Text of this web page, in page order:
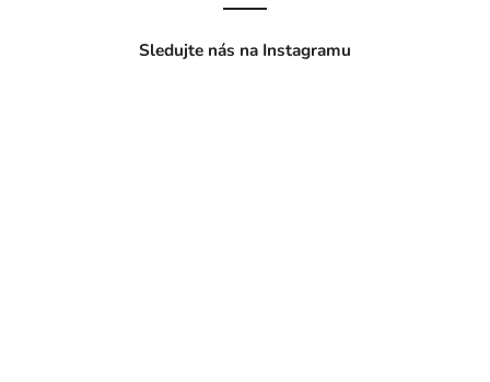
Sledujte nás na Instagramu